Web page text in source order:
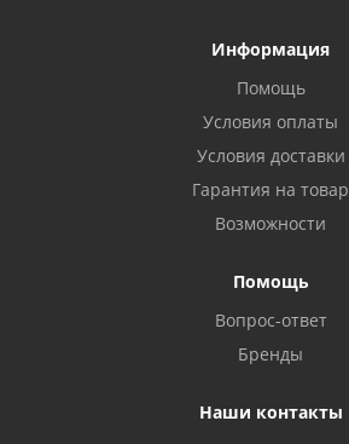
Информация
Помощь
Условия оплаты
Условия доставки
Гарантия на товар
Возможности
Помощь
Вопрос-ответ
Бренды
Наши контакты